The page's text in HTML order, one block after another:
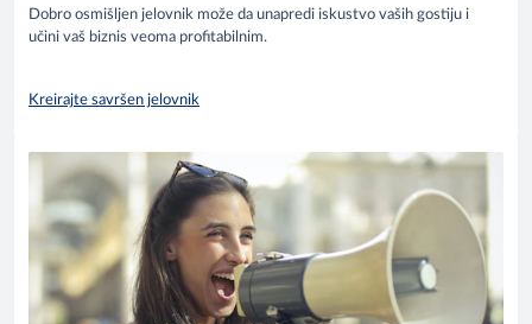
Dobro osmišljen jelovnik može da unapredi iskustvo vaših gostiju i
učini vaš biznis veoma profitabilnim.
Kreirajte savršen jelovnik